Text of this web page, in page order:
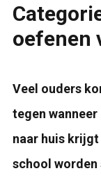
oefenen
Veel ouders
tegen
naar huis
school